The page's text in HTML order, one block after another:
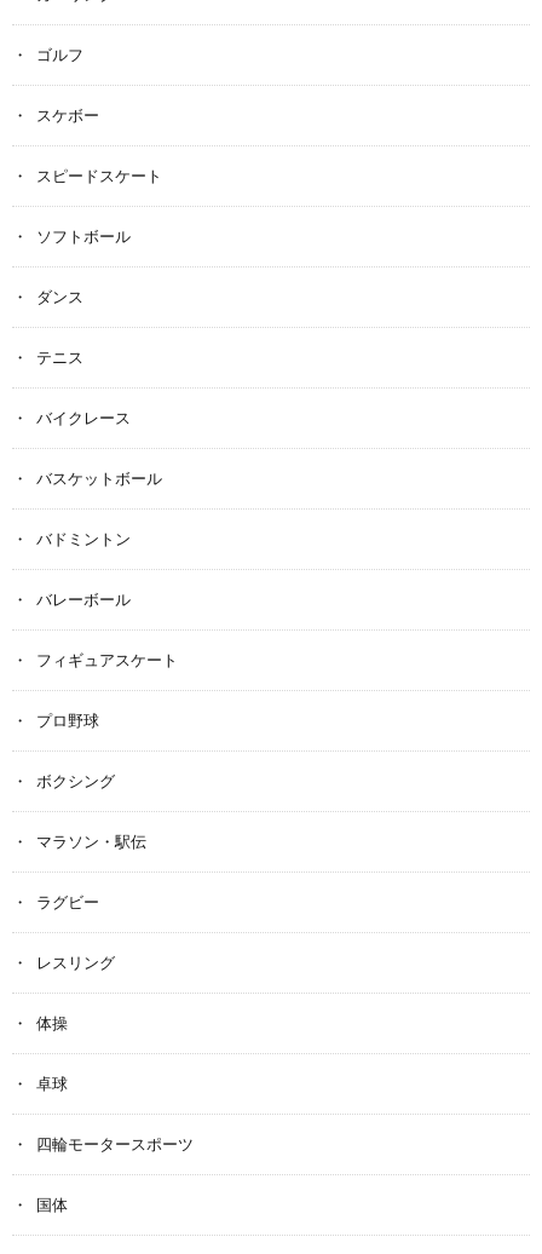
ゴルフ
スケボー
スピードスケート
ソフトボール
ダンス
テニス
バイクレース
バスケットボール
バドミントン
バレーボール
フィギュアスケート
プロ野球
ボクシング
マラソン・駅伝
ラグビー
レスリング
体操
卓球
四輪モータースポーツ
国体